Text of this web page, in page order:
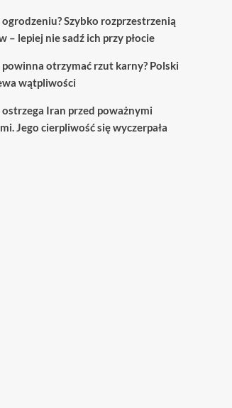
Szybko rozprzestrzenią
– lepiej nie sadź ich przy płocie
powinna otrzymać rzut karny? Polski
wątpliwości
Iran przed poważnymi
Jego cierpliwość się wyczerpała